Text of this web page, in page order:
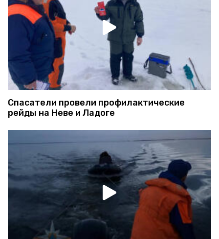
Спасатели провели профилактические
рейды на Неве и Ладоге